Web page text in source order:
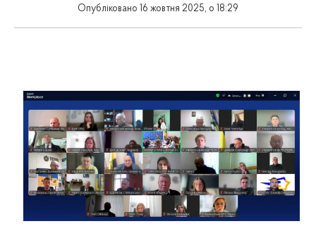
Опубліковано 16 жовтня 2025, о 18:29